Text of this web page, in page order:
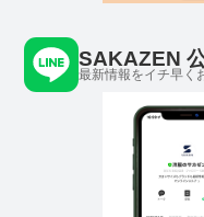
SAKAZEN
最新情報をイチ早く